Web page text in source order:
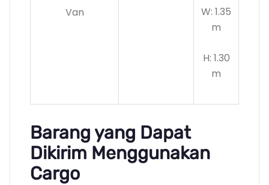
Van
W: 1.35
m
H: 1.30
m
Barang yang Dapat
Dikirim Menggunakan
Cargo